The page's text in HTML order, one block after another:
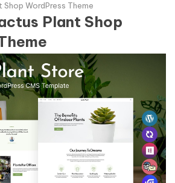
WordPress Theme
Plant Shop